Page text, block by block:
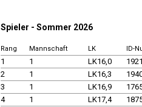
Spieler - Sommer 2026
Rang Mannschaft LK ID-
1 1 LK16,0
2
1 LK16,3
3
1 LK16,9
4
1 LK17,4